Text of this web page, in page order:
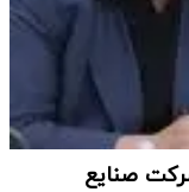
صنایع